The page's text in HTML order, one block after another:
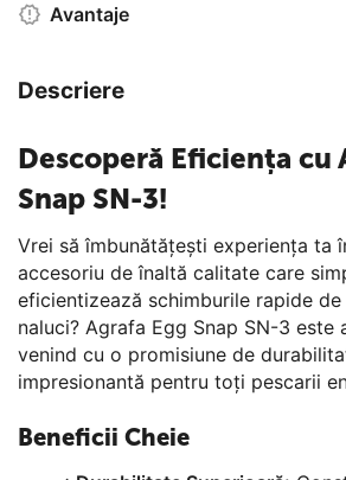
Avantaje
Descriere
Descoperă Eficiența cu
Snap SN-3!
Vrei să îmbunătățești experiența ta
accesoriu de înaltă calitate care
eficientizează schimburile rapide de
naluci? Agrafa Egg Snap SN-3 este
venind cu o promisiune de
impresionantă pentru toți pescarii
Beneficii Cheie